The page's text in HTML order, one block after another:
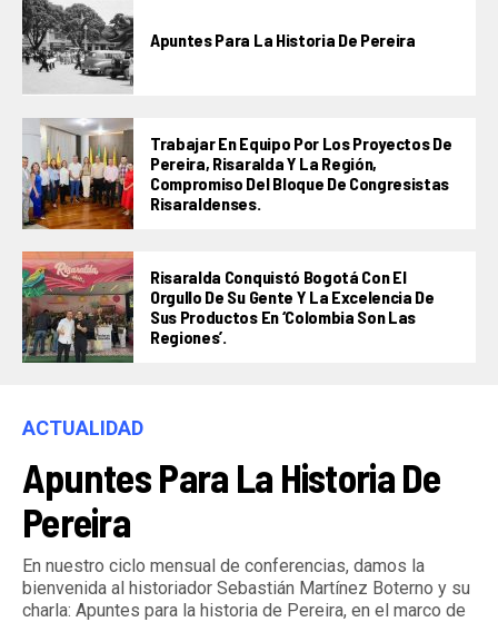
Apuntes Para La Historia De Pereira
Trabajar En Equipo Por Los Proyectos De
Pereira, Risaralda Y La Región,
Compromiso Del Bloque De Congresistas
Risaraldenses.
Risaralda Conquistó Bogotá Con El
Orgullo De Su Gente Y La Excelencia De
Sus Productos En ‘Colombia Son Las
Regiones’.
ACTUALIDAD
Apuntes Para La Historia De
Pereira
En nuestro ciclo mensual de conferencias, damos la
bienvenida al historiador Sebastián Martínez Boterno y su
charla: Apuntes para la historia de Pereira, en el marco de